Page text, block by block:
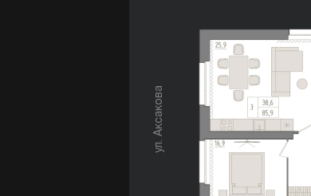
ул. Аксакова